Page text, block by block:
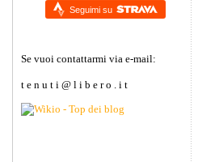
Seguimi su
Se vuoi contattarmi via e-mail:
t e n u t i @ l i b e r o . i t